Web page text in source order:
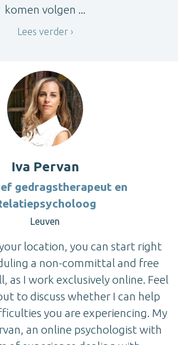
komen volgen ...
Lees verder
Iva Pervan
gedragstherapeut en
Leuven
location, you can start right
a non-committal and free
as I work exclusively online. Feel
to discuss whether I can help
you are experiencing. My
an online psychologist with